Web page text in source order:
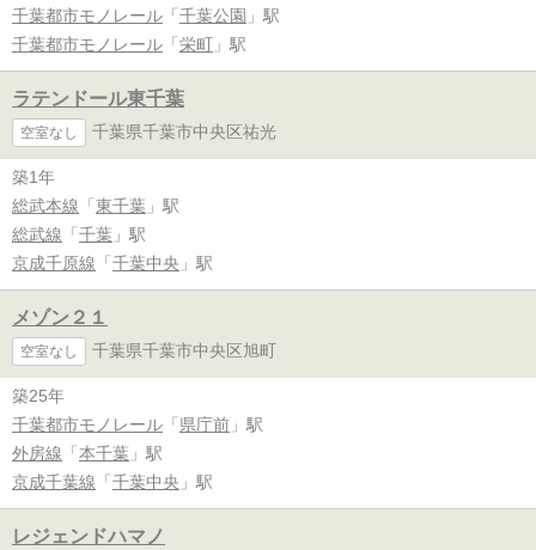
千葉都市モノレール 「 千葉公園 」駅
千葉都市モノレール 「 栄町 」駅
ラテンドール東千葉
空室なし 千葉県千葉市中央区祐光
築1年
総武本線 「 東千葉 」駅
総武線 「 千葉 」駅
京成千原線 「 千葉中央 」駅
メゾン２１
空室なし 千葉県千葉市中央区旭町
築25年
千葉都市モノレール 「 県庁前 」駅
外房線 「 本千葉 」駅
京成千葉線 「 千葉中央 」駅
レジェンドハマノ